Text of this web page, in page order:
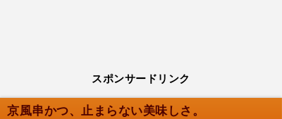
スポンサードリンク
京風串かつ、止まらない美味しさ。